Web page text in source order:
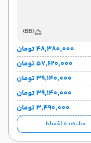
(BB)
۴۸٬۳۸۰٬۰۰۰ تومان
۵۷٬۶۲۰٬۰۰۰ تومان
۳۹٬۱۴۰٬۰۰۰ تومان
۳۹٬۱۴۰٬۰۰۰ تومان
۳٬۴۹۰٬۰۰۰ تومان
مشاهده اقساط